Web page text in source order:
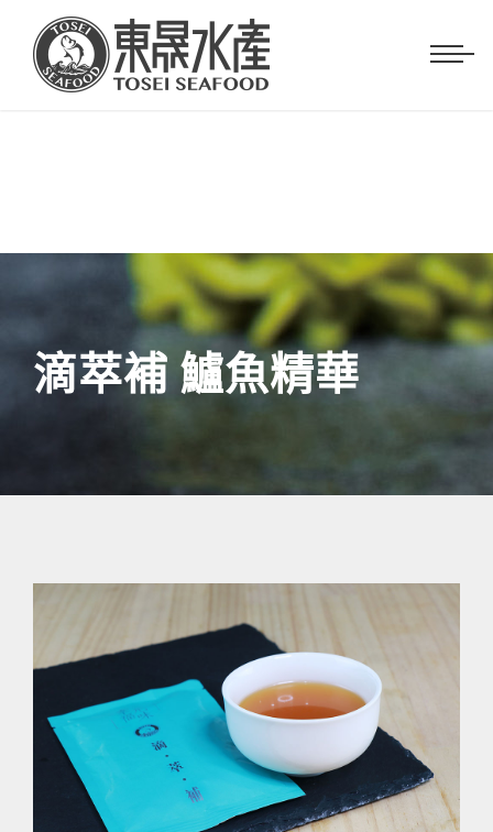
滴萃補 鱸魚精華